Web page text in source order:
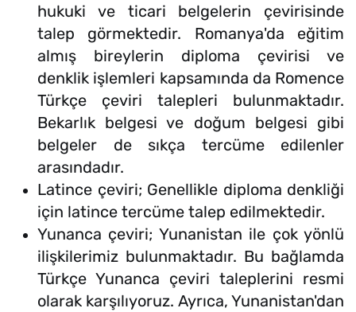
hukuki ve ticari belgelerin çevirisinde
talep görmektedir. Romanya'da eğitim
almış bireylerin diploma çevirisi ve
denklik işlemleri kapsamında da Romence
Türkçe çeviri talepleri bulunmaktadır.
Bekarlık belgesi ve doğum belgesi gibi
belgeler de sıkça tercüme edilenler
arasındadır.
Latince çeviri; Genellikle diploma denkliği
için latince tercüme talep edilmektedir.
Yunanca çeviri; Yunanistan ile çok yönlü
ilişkilerimiz bulunmaktadır. Bu bağlamda
Türkçe Yunanca çeviri taleplerini resmi
olarak karşılıyoruz. Ayrıca, Yunanistan'dan